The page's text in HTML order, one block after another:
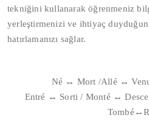
tekniğini kullanarak öğrenmeniz
yerleştirmenizi ve ihtiyaç
hatırlamanızı sağlar.
Né ↔ Mort /Allé ↔
Entré ↔ Sorti / Monté ↔